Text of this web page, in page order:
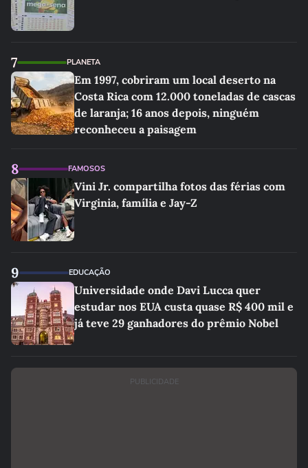
7 PLANETA
Em 1997, cobriram um local deserto na
Costa Rica com 12.000 toneladas de cascas
de laranja; 16 anos depois, ninguém
reconheceu a paisagem
8 FAMOSOS
Vini Jr. compartilha fotos das férias com
Virginia, família e Jay-Z
9 EDUCAÇÃO
Universidade onde Davi Lucca quer
estudar nos EUA custa quase R$ 400 mil e
já teve 29 ganhadores do prêmio Nobel
PUBLICIDADE